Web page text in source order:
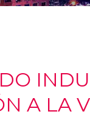
A LA